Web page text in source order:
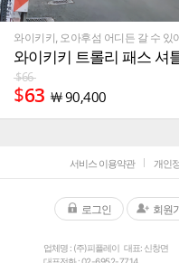
와이키키, 오아후섬 어디든 갈 수 있
없이, 걷느라 힘 빠질 필요 없이 쾌적
와이키키 트롤리 패스 셔
$66
$63 ￦90,400
서비스 이용약관 개인
로그인 회원
업체명 : (주)피플레이
대표: 신창면